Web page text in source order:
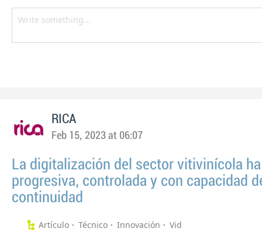
RICA
Feb 15, 2023 at 06:07
La digitalización del sector vitivinícola
progresiva, controlada y con capacidad
continuidad
Artículo Técnico Innovación
Vid